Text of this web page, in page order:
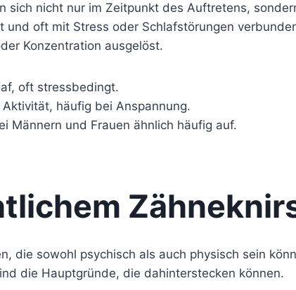
sich nicht nur im Zeitpunkt des Auftretens,
und oft mit Stress oder Schlafstörungen
Konzentration ausgelöst.
oft stressbedingt.
häufig bei Anspannung.
Männern und Frauen ähnlich häufig auf.
die sowohl psychisch als auch physisch sein
die Hauptgründe, die dahinterstecken können.